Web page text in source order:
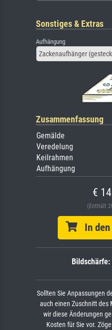
Sonstiges & Extras
Aufhängung
Zackenaufhänger
Zusammenfassung
Gemälde
Veredelung
Keilrahmen
Aufhängung
€
(Enthält
In den
Bildschärfe:
Sollten Sie Anpassungen
auch einen Zuschnitt des
wir diese Änderungen
Kosten für Sie vor.